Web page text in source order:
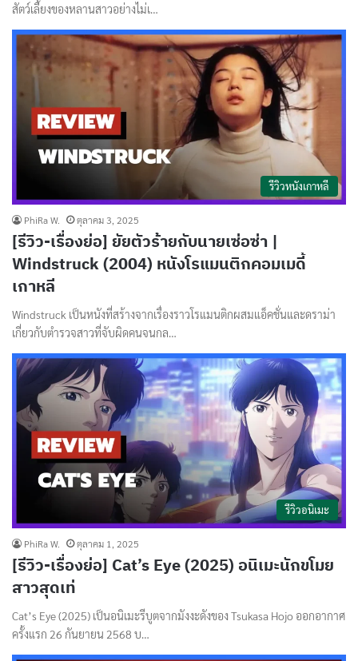
สัตว์เลี้ยงของหลานสาวอย่างไม่เ…
รีวิวหนังเกาหลี
PhiRa W. ตุลาคม 3, 2025
[รีวิว-เรื่องย่อ] ยัยตัวร้ายกับนายเซ่อซ่า |
Windstruck (2004) หนังโรแมนติกคอมเมดี้
เกาหลี
Windstruck เป็นหนังที่สร้างจากเรื่องราวโรแมนติกผสมแอ็คชั่นและดราม่า
เกี่ยวกับตำรวจสาวที่จับผิดคนจนกล…
รีวิวอนิเมะ
PhiRa W. ตุลาคม 1, 2025
[รีวิว-เรื่องย่อ] Cat’s Eye (2025) อนิเมะนักขโมย
สาวสุดเท่
Cat’s Eye (2025) เป็นอนิเมะรีบูตจากมังงะดังของ Tsukasa Hojo ออกอากาศ
ครั้งแรก 26 กันยายน 2568 บ…